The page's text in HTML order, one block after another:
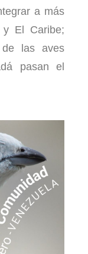
a más
y El Caribe;
las aves
pasan el